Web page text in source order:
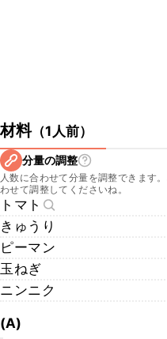
材料（1人前）
分量の調整
人数に合わせて分量を調整できます
わせて調整してくださいね。
トマト
きゅうり
ピーマン
玉ねぎ
ニンニク
(A)